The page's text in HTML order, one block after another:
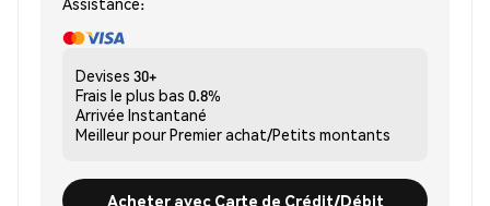
Devises 30+
Frais le plus bas 0.8%
Arrivée Instantané
Meilleur pourPremier achat/Petits montants
Acheter avec Carte de Crédit/Débit